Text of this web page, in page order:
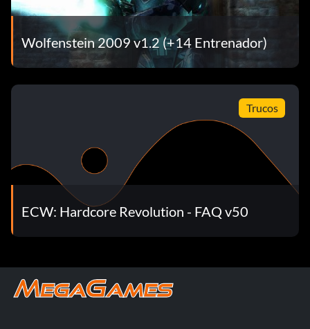
Wolfenstein 2009 v1.2 (+14 Entrenador)
Trucos
ECW: Hardcore Revolution - FAQ v50